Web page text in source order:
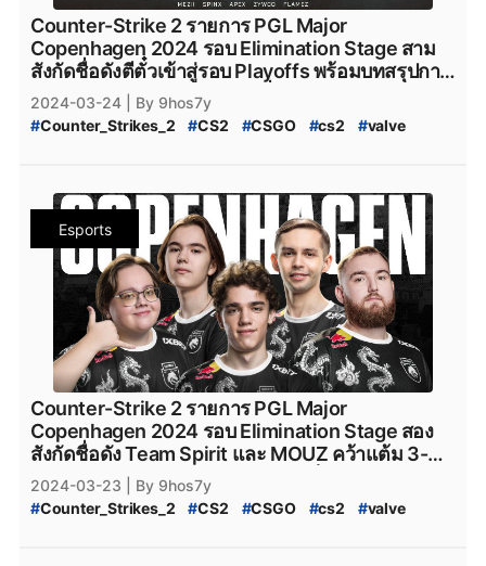
#The_MongolZ_cs2 #FURIA_Esports #FURIA
#FURIA_CS2 #FURIA_Esports_cs2 #AMKAL_ESPORTS
#AMKAL_ESPORTS_cs2 #KOI #Movistar_KOI
#KOI_cs2
#CS2_Major_Championship
#CS2_Major_Championship_2024 #
9Pandas
ข่าวหลุด_Counter_Strikes_2
#MOUZ_CS2 #mousesports #Team_Vitality
#team_vitality #TeamVitality # Vitality_CS2
#FaZe_Clan #Faze_Clan #FaZe #fazeclan
#FaZe_Clan_CS2 #Team_Spirit #Team_Spirit_CS2
#team_spirit #VirtusPro
#Virtus.Pro_CS2 #Complexity_Gaming
Cloud9 #cloud9 #cloud9_cs2 #HEROIC #Heroic
heroic # Heroic_cs2 # Eternal_fire #Eternal_Fire
Eternal-Fire Eternal_fire_cs2 #SAW #
saw_cs2
SAW_cs2 #ECSTATIC #ECSTATIC_cs2
Imperial_Esports #Imperial_Esports_cs2
paiN_Gaming #paiN_Gaming_cs2 #GamerLegion
GamerLegion_cs2 #Lynn_Vision #Lynn_Vision_cs2
legacy_cs2 #Legacy_cs2 #ENCE #Ence #ence
ENCE_cs2 #Apeks #Apeks_cs2
The_mongolZ
#The_MongolZ_cs2 #FURIA_Esports #FURIA
#FURIA_CS2 #FURIA_Esports_cs2 #AMKAL_ESPORTS
#AMKAL_ESPORTS_cs2 # KOI #Movistar_KOI
#KOI_cs2
#CS2_Major_Championship
#CS2_Major_Championship_2024 #
9Pandas
Counter-Strike 2 รายการ PGL Major
Copenhagen 2024 รอบ Elimination Stage สาม
สังกัดชื่อดังตีตั๋วเข้าสู่รอบ Playoffs พร้อมบทสรุปการ
ตกรอบของ Heroic สุดเหลือเชื่อ
2024-03-24
| By 9hos7y
#Counter_Strikes_2 #CS2 #CSGO #cs2 #valve
CS2_Pick'EM #CS2_Pick'EM_Challenge
PGL_CS2_Major_Copenhagen_2024
CS2_Major_2024 #CS2_Major_Copenhagen_2024
CS2_Major #CS2_Hack #CS2_Hack_ระบาด
Counter_Strike_2_Hack #Counter_Strike_2_Wall_Hack
CS2_Hack_Disconnect #CS2_AIM # CS2_Wall
CS2_Wall_Hack #Hack #Steam เกมsteam #
PCgame #FPS fps #เกมfps # Natus_Vincere
NatusVincere # navi #NAVI # ทีมnavi #MOUZ
#MOUZ_CS2 #mousesports #Team_Vitality
#team_vitality #TeamVitality # Vitality_CS2
#FaZe_Clan #Faze_Clan #FaZe #fazeclan
#FaZe_Clan_CS2 # Team_Spirit #Team_Spirit_CS2
#team_spirit #VirtusPro
#Virtus.Pro_CS2 #Complexity_Gaming
Esports
Counter-Strike 2 รายการ PGL Major
Copenhagen 2024 รอบ Elimination Stage สอง
สังกัดชื่อดัง Team Spirit และ MOUZ คว้าแต้ม 3-0
พร้อมกอดคอเข้าสู่ Playoffs อย่างเป็นทางการ
2024-03-23
| By 9hos7y
#Counter_Strikes_2 #CS2 #CSGO #cs2 #valve